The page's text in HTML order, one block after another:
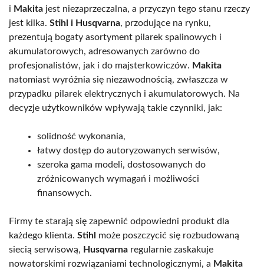
i Makita jest niezaprzeczalna, a przyczyn tego stanu rzeczy
jest kilka. Stihl i Husqvarna, przodujące na rynku,
prezentują bogaty asortyment pilarek spalinowych i
akumulatorowych, adresowanych zarówno do
profesjonalistów, jak i do majsterkowiczów. Makita
natomiast wyróżnia się niezawodnością, zwłaszcza w
przypadku pilarek elektrycznych i akumulatorowych. Na
decyzje użytkowników wpływają takie czynniki, jak:
solidność wykonania,
łatwy dostęp do autoryzowanych serwisów,
szeroka gama modeli, dostosowanych do
zróżnicowanych wymagań i możliwości
finansowych.
Firmy te starają się zapewnić odpowiedni produkt dla
każdego klienta. Stihl może poszczycić się rozbudowaną
siecią serwisową, Husqvarna regularnie zaskakuje
nowatorskimi rozwiązaniami technologicznymi, a Makita